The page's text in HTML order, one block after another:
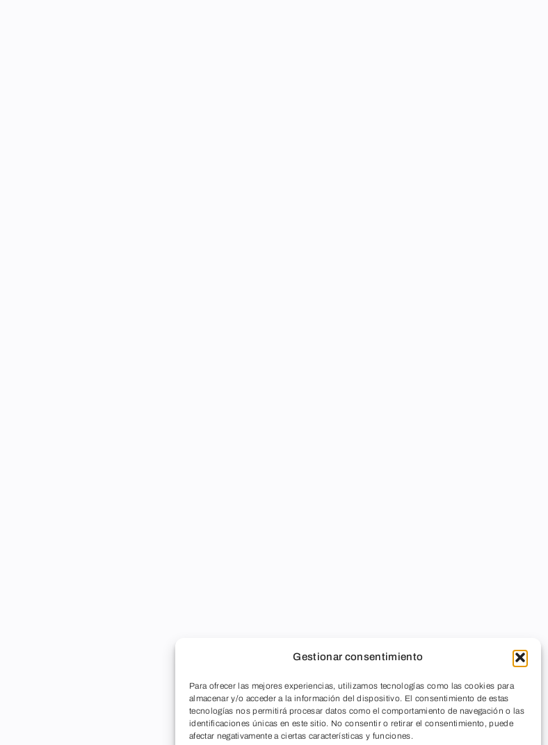
Gestionar consentimiento
Para ofrecer las mejores experiencias, utilizamos tecnologías como las cookies para
almacenar y/o acceder a la información del dispositivo. El consentimiento de estas
tecnologías nos permitirá procesar datos como el comportamiento de navegación o las
identificaciones únicas en este sitio. No consentir o retirar el consentimiento, puede
afectar negativamente a ciertas características y funciones.